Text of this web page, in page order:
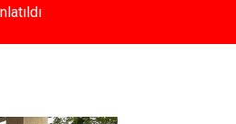
Yükseliyor